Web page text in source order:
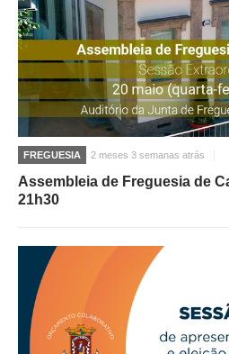
FREGUESIA 2 meses 3 semanas atrás
Assembleia de Freguesia de
21h30